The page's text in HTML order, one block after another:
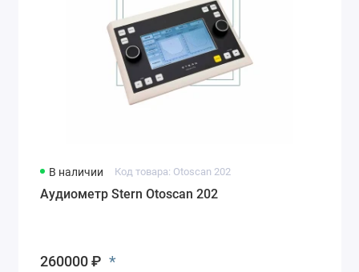
В наличии Код товара: Otoscan 202
Аудиометр Stern Otoscan 202
260000 ₽ *